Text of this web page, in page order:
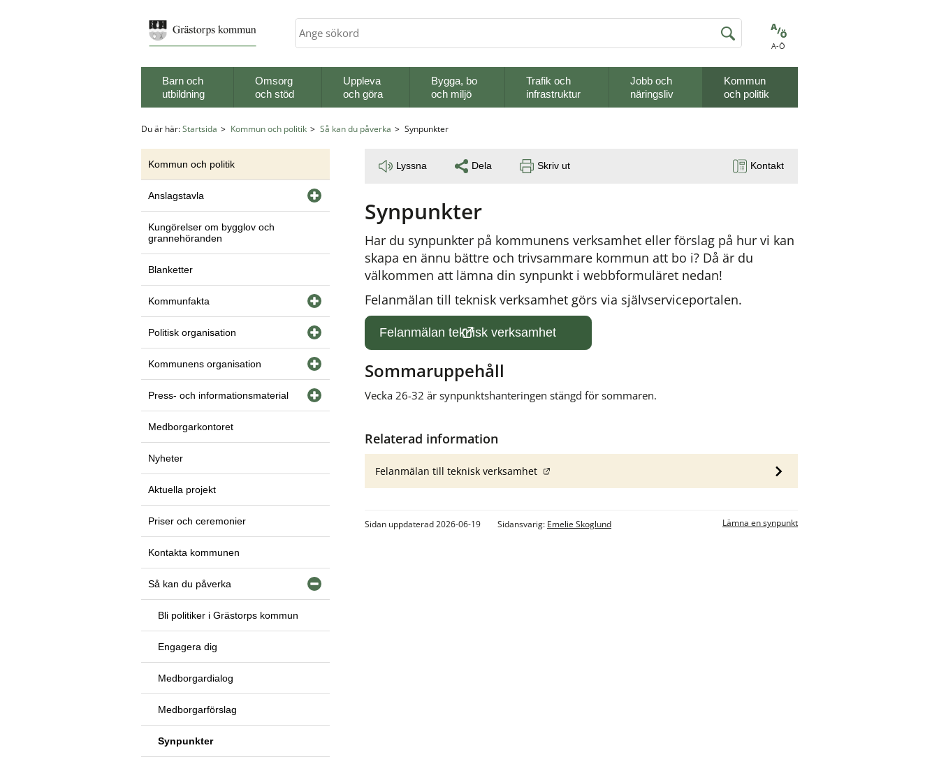
Sök
A-Ö
Barn och
utbildning
Omsorg
och stöd
Uppleva
och göra
Bygga, bo
och miljö
Trafik och
infrastruktur
Jobb och
näringsliv
Kommun
och politik
Du är här:Startsida Kommun och politik Så kan du påverka Synpunkter
Kommun och politik
Anslagstavla
Kungörelser om bygglov och
grannehöranden
Blanketter
Kommunfakta
Politisk organisation
Kommunens organisation
Press- och informationsmaterial
Medborgarkontoret
Nyheter
Aktuella projekt
Priser och ceremonier
Kontakta kommunen
Så kan du påverka
Bli politiker i Grästorps kommun
Engagera dig
Medborgardialog
Medborgarförslag
Synpunkter
Lyssna Dela Skriv ut Kontakt
Synpunkter
Har du synpunkter på kommunens verksamhet eller förslag på hur vi kan
skapa en ännu bättre och trivsammare kommun att bo i? Då är du
välkommen att lämna din synpunkt i webbformuläret nedan!
Felanmälan till teknisk verksamhet görs via självserviceportalen.
Felanmälan teknisk verksamhet
(länk till annan webbplats)
Sommaruppehåll
Vecka 26-32 är synpunktshanteringen stängd för sommaren.
Relaterad information
Felanmälan till teknisk verksamhet
Sidan uppdaterad 2026-06-19 Sidansvarig: Emelie Skoglund Lämna en synpunkt